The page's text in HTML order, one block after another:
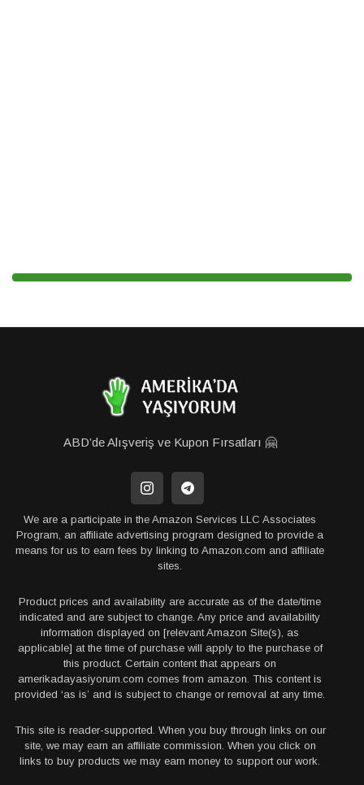
ABD’de Alışveriş ve Kupon Fırsatları 🤗
We are a participate in the Amazon Services LLC Associates
Program, an affiliate advertising program designed to provide a
means for us to earn fees by linking to Amazon.com and affiliate
sites.
Product prices and availability are accurate as of the date/time
indicated and are subject to change. Any price and availability
information displayed on [relevant Amazon Site(s), as
applicable] at the time of purchase will apply to the purchase of
this product. Certain content that appears on
amerikadayasiyorum.com comes from amazon. This content is
provided ‘as is’ and is subject to change or removal at any time.
This site is reader-supported. When you buy through links on our
site, we may earn an affiliate commission. When you click on
links to buy products we may earn money to support our work.